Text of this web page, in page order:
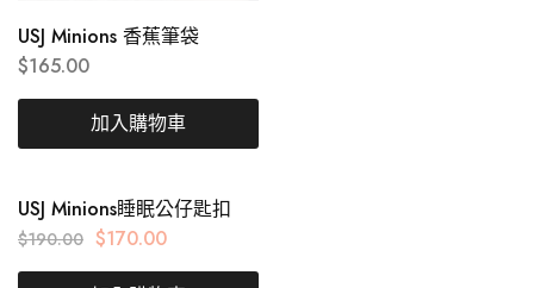
USJ Minions 香蕉筆袋
$165.00
加入購物車
USJ Minions睡眠公仔匙扣
$190.00 $170.00